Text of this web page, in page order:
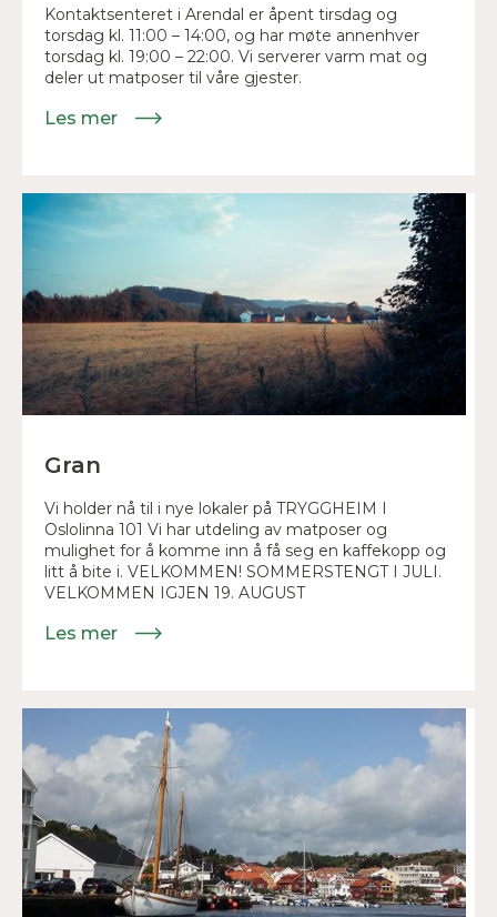
Kontaktsenteret i Arendal er åpent tirsdag og
torsdag kl. 11:00 – 14:00, og har møte annenhver
torsdag kl. 19:00 – 22:00. Vi serverer varm mat og
deler ut matposer til våre gjester.
Les mer
Gran
Vi holder nå til i nye lokaler på TRYGGHEIM I
Oslolinna 101 Vi har utdeling av matposer og
mulighet for å komme inn å få seg en kaffekopp og
litt å bite i. VELKOMMEN! SOMMERSTENGT I JULI.
VELKOMMEN IGJEN 19. AUGUST
Les mer